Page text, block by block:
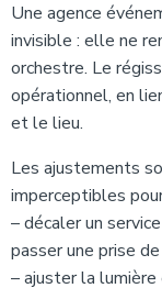
Une agence
invisible : elle ne
orchestre. Le
opérationnel, en
et le lieu.
Les ajustements
imperceptibles
– décaler un
passer une prise
– ajuster la